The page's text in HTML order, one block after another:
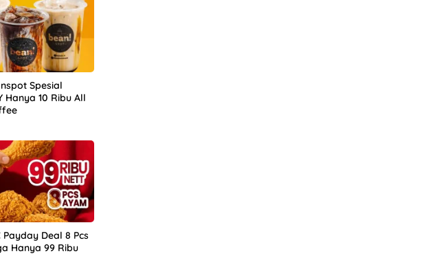
Spesial
Hanya 10 Ribu All
Payday Deal 8 Pcs
Hanya 99 Ribu